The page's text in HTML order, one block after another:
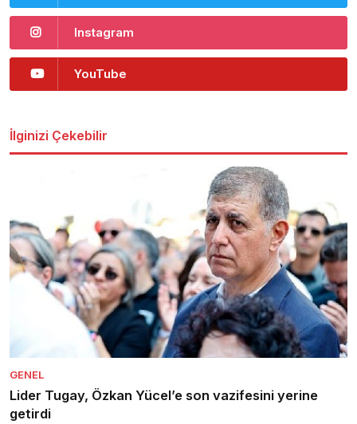
Instagram
YouTube
İlginizi Çekebilir
GENEL
Lider Tugay, Özkan Yücel’e son vazifesini yerine
getirdi